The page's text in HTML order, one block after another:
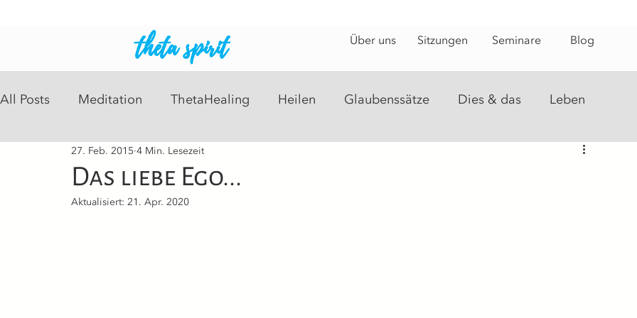
theta spirit Über uns Sitzungen Seminare Blog
All Posts Meditation ThetaHealing Heilen Glaubenssätze Dies & das Leben
Intuitive Readings Psychosomatisch
Das liebe Ego...
27. Feb. 2015 4 Min. Lesezeit
Aktualisiert: 21. Apr. 2020